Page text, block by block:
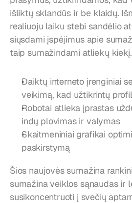
išliktų sklandūs ir be klaidų.
realiuoju laiku stebi sandėlio
siųsdami įspėjimus apie
taip sumažindami atliekų kiekį.
Daiktų interneto įrenginiai
veikimą, kad užtikrintų
Robotai atlieka įprastas
indų plovimas ir valymas
Skaitmeniniai grafikai
paskirstymą
Šios naujovės sumažina
sumažina veiklos sąnaudas ir
susikoncentruoti į svečių